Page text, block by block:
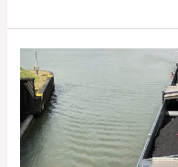
Tercero